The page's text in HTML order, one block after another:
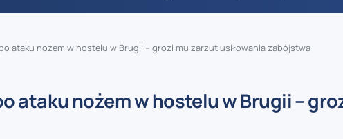
ataku nożem w hostelu w Brugii – grozi mu zarzut usiłowania zabójstwa
ataku nożem w hostelu w Brugii –